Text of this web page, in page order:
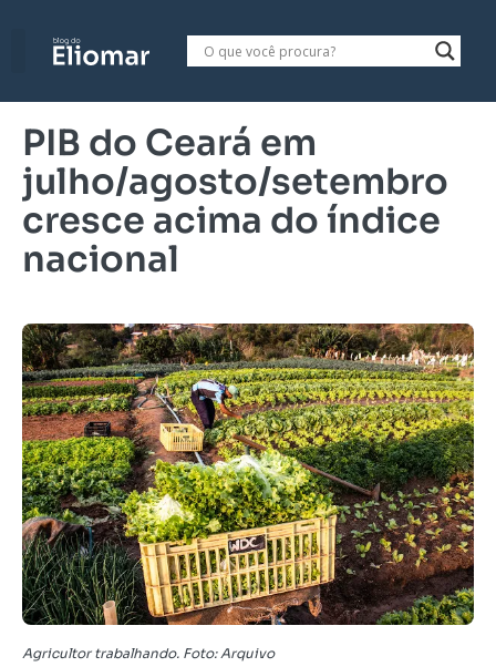
PIB do Ceará em
julho/agosto/setembro
cresce acima do índice
nacional
Agricultor trabalhando. Foto: Arquivo